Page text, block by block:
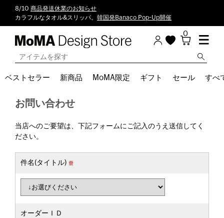
8/10 商品発送休業のお知らせ
カラフルなタオル&スリッパ。 韓国発Banaco Pop-Up開催
0
ベストセラー 新商品 MoMA限定 ギフト セール すべ
お問い合わせ
当店へのご要望は、下記フォームにご記入のうえ送信してく
ださい。
件名(タイトル)
オーダーＩＤ